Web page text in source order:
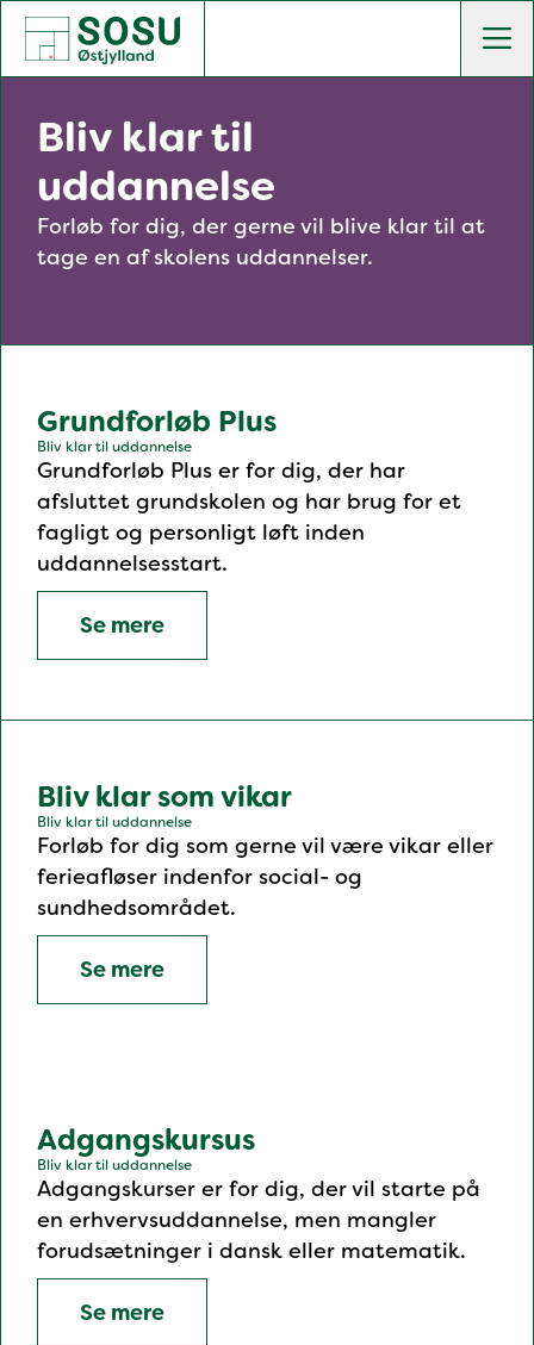
SOSU Østjylland | Gør dig klogere på livet
Bliv klar til
uddannelse
Forløb for dig, der gerne vil blive klar til at
tage en af skolens uddannelser.
Grundforløb Plus
Bliv klar til uddannelse
Grundforløb Plus er for dig, der har
afsluttet grundskolen og har brug for et
fagligt og personligt løft inden
uddannelsesstart.
Se mere
Bliv klar som vikar
Bliv klar til uddannelse
Forløb for dig som gerne vil være vikar eller
ferieafløser indenfor social- og
sundhedsområdet.
Se mere
Adgangskursus
Bliv klar til uddannelse
Adgangskurser er for dig, der vil starte på
en erhvervsuddannelse, men mangler
forudsætninger i dansk eller matematik.
Se mere